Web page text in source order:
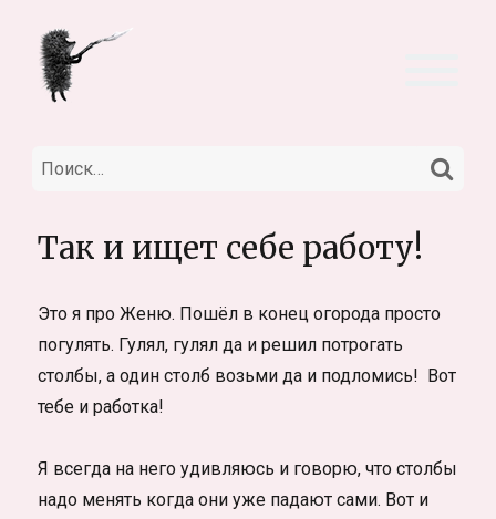
Искать:
Так и ищет себе работу!
Это я про Женю. Пошёл в конец огорода просто
погулять. Гулял, гулял да и решил потрогать
столбы, а один столб возьми да и подломись! Вот
тебе и работка!
Я всегда на него удивляюсь и говорю, что столбы
надо менять когда они уже падают сами. Вот и